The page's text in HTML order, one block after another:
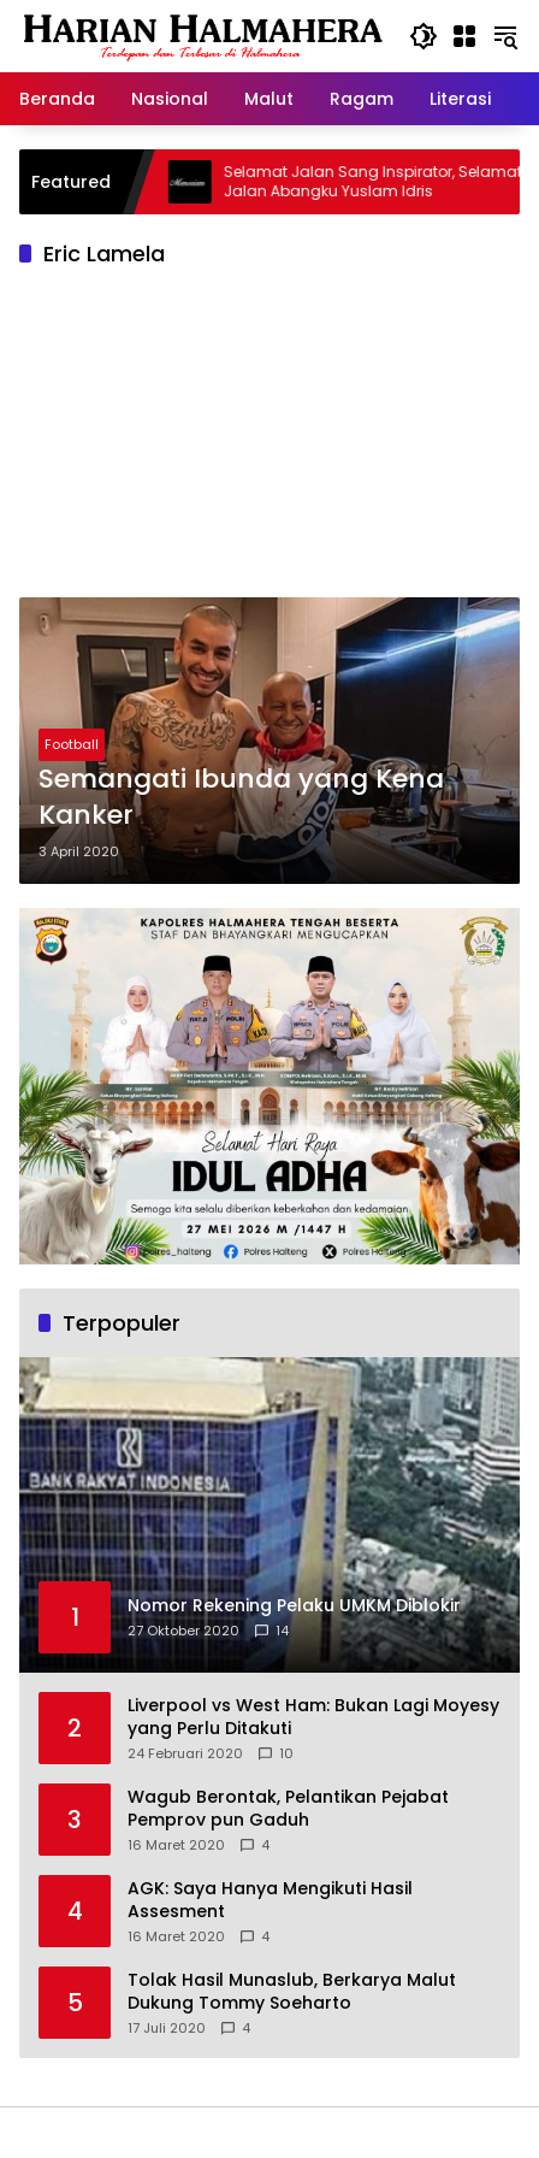
Langsung
Beranda
Nasional Malut Ragam Literasi
Featured
Warisan
Selamat Jalan Sang Inspirator, Selamat
Jalan Abangku Yuslam Idris
Eric Lamela
Football
Semangati Ibunda yang Kena
Kanker
3 April 2020
Terpopuler
1 Nomor Rekening Pelaku UMKM Diblokir
27 Oktober 2020 14
2
Liverpool vs West Ham: Bukan Lagi Moyesy
yang Perlu Ditakuti
24 Februari 2020 10
3
Wagub Berontak, Pelantikan Pejabat
Pemprov pun Gaduh
16 Maret 2020 4
4
AGK: Saya Hanya Mengikuti Hasil
Assesment
16 Maret 2020 4
5
Tolak Hasil Munaslub, Berkarya Malut
Dukung Tommy Soeharto
17 Juli 2020 4